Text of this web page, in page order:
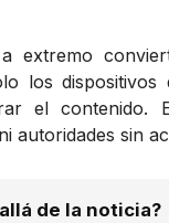
extremo
los dispositivos
el
autoridades sin
de la noticia?